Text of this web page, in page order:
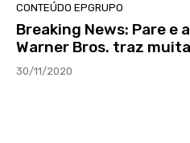
CONTEÚDO EPGRUPO
Breaking News: Pare e
Warner Bros. traz
30/11/2020